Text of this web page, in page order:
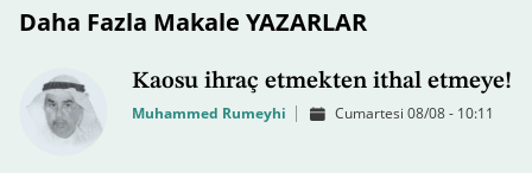
Daha Fazla Makale YAZARLAR
Kaosu ihraç etmekten ithal etmeye!
Muhammed Rumeyhi Cumartesi 08/08 - 10:11